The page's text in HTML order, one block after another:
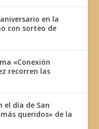
en la
con sorteo de
«Conexión
recorren las
el día de San
queridos» de la